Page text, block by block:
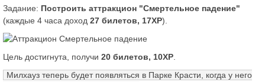
Задание: Построить аттракцион "Смертельное падение"
(каждые 4 часа доход 27 билетов, 17XP).
Цель достигнута, получи 20 билетов, 10XP
Милхауз теперь будет появляться в Парке Красти, когда у него